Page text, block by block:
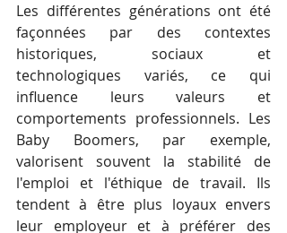
Les différentes générations ont été
façonnées par des contextes
historiques, sociaux et
technologiques variés, ce qui
influence leurs valeurs et
comportements professionnels. Les
Baby Boomers, par exemple,
valorisent souvent la stabilité de
l'emploi et l'éthique de travail. Ils
tendent à être plus loyaux envers
leur employeur et à préférer des